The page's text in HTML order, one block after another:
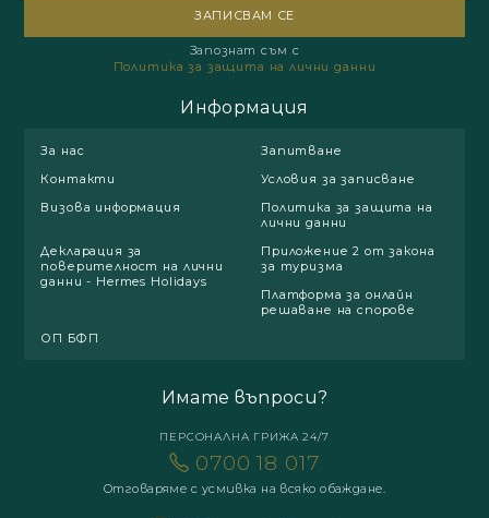
Запознат съм с
Политика за защита на лични данни
Информация
За нас
Запитване
Контакти
Условия за записване
Визова информация
Политика за защита на
лични данни
Декларация за
поверителност на лични
данни - Hermes Holidays
Приложение 2 от закона
за туризма
Платформа за онлайн
решаване на спорове
ОП БФП
Имате въпроси?
ПЕРСОНАЛНА ГРИЖА 24/7
0700 18 017
Отговаряме с усмивка на всяко обаждане.